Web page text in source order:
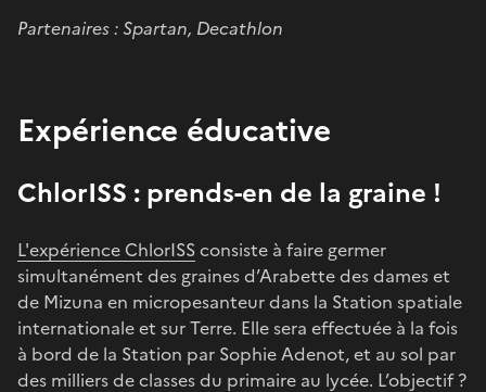
Partenaires : Spartan, Decathlon
Expérience éducative
ChlorISS : prends-en de la graine !
L'expérience ChlorISSconsiste à faire germer
simultanément des graines d’Arabette des dames et
de Mizuna en micropesanteur dans la Station spatiale
internationale et sur Terre. Elle sera effectuée à la fois
à bord de la Station par Sophie Adenot, et au sol par
des milliers de classes du primaire au lycée. L’objectif ?